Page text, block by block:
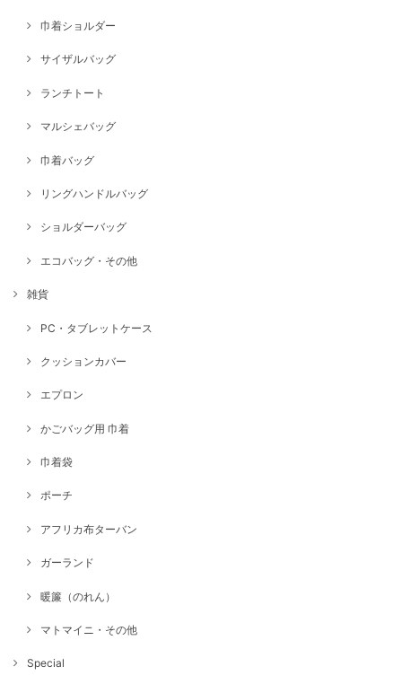
巾着ショルダー
サイザルバッグ
ランチトート
マルシェバッグ
巾着バッグ
リングハンドルバッグ
ショルダーバッグ
エコバッグ・その他
雑貨
PC・タブレットケース
クッションカバー
エプロン
かごバッグ用 巾着
巾着袋
ポーチ
アフリカ布ターバン
ガーランド
暖簾（のれん）
マトマイニ・その他
Special